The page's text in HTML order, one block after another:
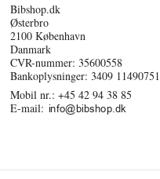
Bibshop.dk
Østerbro
2100 København
Danmark
CVR-nummer: 35600558
Bankoplysninger: 3409 11490751
Mobil nr.: +45 42 94 38 85
E-mail: